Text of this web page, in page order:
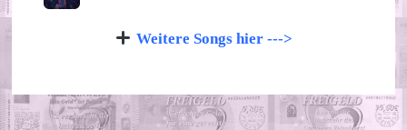
Weitere Songs hier --->